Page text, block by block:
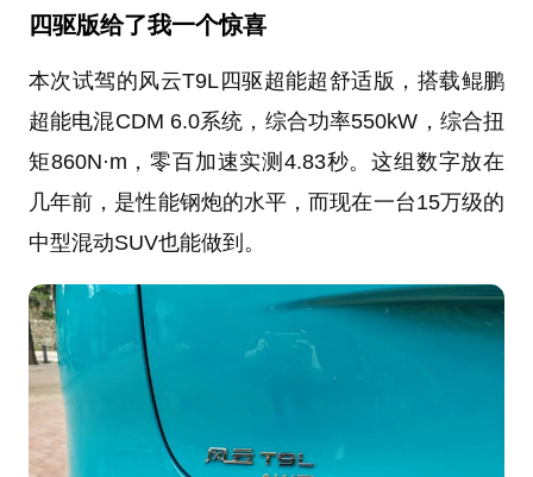
四驱版给了我一个惊喜
本次试驾的风云T9L四驱超能超舒适版，搭载鲲鹏
超能电混CDM 6.0系统，综合功率550kW，综合扭
矩860N·m，零百加速实测4.83秒。这组数字放在
几年前，是性能钢炮的水平，而现在一台15万级的
中型混动SUV也能做到。